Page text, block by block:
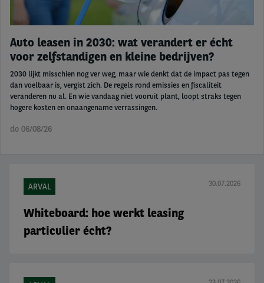
Auto leasen in 2030: wat verandert er écht
voor zelfstandigen en kleine bedrijven?
2030 lijkt misschien nog ver weg, maar wie denkt dat de impact pas tegen
dan voelbaar is, vergist zich. De regels rond emissies en fiscaliteit
veranderen nu al. En wie vandaag niet vooruit plant, loopt straks tegen
hogere kosten en onaangename verrassingen.
do 06/08/26
ARVAL 30.07.2026
Whiteboard: hoe werkt leasing
particulier écht?